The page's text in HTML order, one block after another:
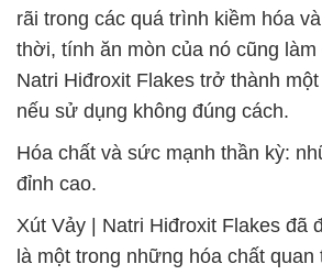
rãi trong các quá trình kiềm hóa
thời, tính ăn mòn của nó cũng làm
Natri Hiđroxit Flakes trở thành
nếu sử dụng không đúng cách.
Hóa chất và sức mạnh thần kỳ:
đỉnh cao.
Xút Vảy | Natri Hiđroxit Flakes đã
là một trong những hóa chất quan